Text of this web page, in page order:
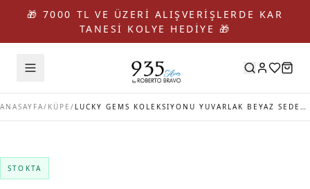
🎁 7000 TL VE ÜZERİ ALIŞVERİŞLERDE KAR
TANESİ KOLYE HEDİYE 🎁
ANASAYFA/ KÜPE / LUCKY GEMS KOLEKSIYONU YUVARLAK BEYAZ SEDEF TAŞLI GÜMÜŞ KÜPE
STOKTA